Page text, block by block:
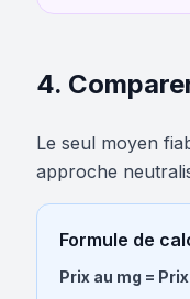
4.
Le seul moyen
approche
Formule de
Prix au mg =